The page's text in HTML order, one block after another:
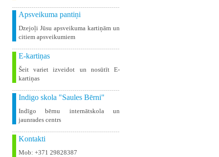
Apsveikuma pantiņi
Dzejoļi Jūsu apsveikuma kartiņām un
citiem apsveikumiem
E-kartiņas
Šeit variet izveidot un nosūtīt E-
kartiņas
Indigo skola "Saules Bērni"
Indīgo bērnu internātskola un
jaunrades centrs
Kontakti
Mob: +371 29828387